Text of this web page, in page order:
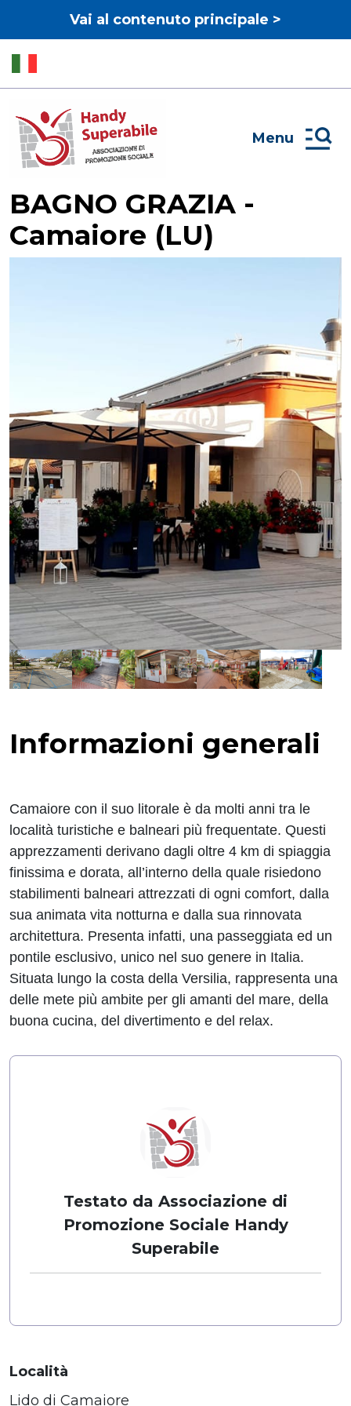
Vai al contenuto principale >
Menu
BAGNO GRAZIA -
Camaiore (LU)
Informazioni generali
Camaiore con il suo litorale è da molti anni tra le
località turistiche e balneari più frequentate. Questi
apprezzamenti derivano dagli oltre 4 km di spiaggia
finissima e dorata, all’interno della quale risiedono
stabilimenti balneari attrezzati di ogni comfort, dalla
sua animata vita notturna e dalla sua rinnovata
architettura. Presenta infatti, una passeggiata ed un
pontile esclusivo, unico nel suo genere in Italia.
Situata lungo la costa della Versilia, rappresenta una
delle mete più ambite per gli amanti del mare, della
buona cucina, del divertimento e del relax.
Testato da Associazione di
Promozione Sociale Handy
Superabile
Località
Lido di Camaiore